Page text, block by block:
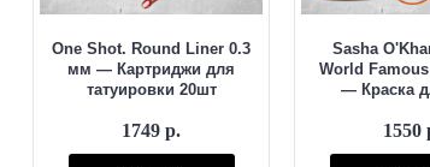
One Shot. Round Liner 0.3
мм — Картриджи для
татуировки 20шт
1749 р.
Sasha
World
— Краска
1550